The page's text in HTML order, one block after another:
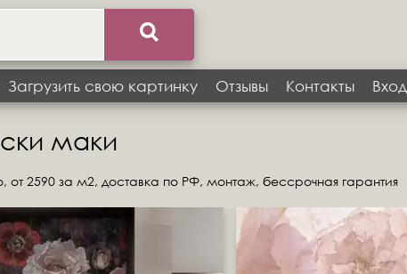
Загрузить свою картинку Отзывы Контакты Вход
маки
2590 за м2, доставка по РФ, монтаж, бессрочная гарантия